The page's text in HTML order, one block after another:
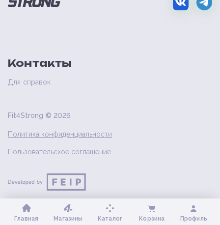
Контакты
Для справок
Fit4Strong © 2026
Политика конфиденциальности
Пользовательское соглашение
Главная Магазины Каталог Корзина Профиль